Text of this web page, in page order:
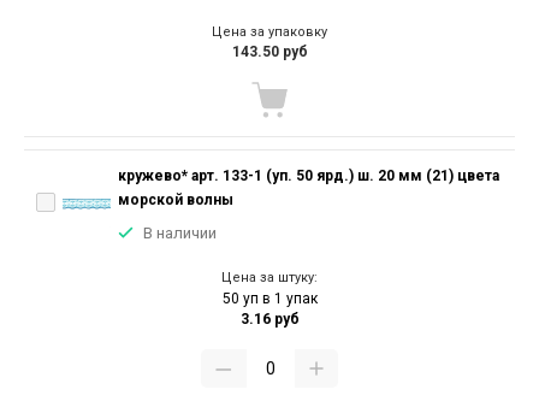
Цена за упаковку
143.50 руб
кружево* арт. 133-1 (уп. 50 ярд.) ш. 20 мм (21) цвета
морской волны
В наличии
Цена за штуку:
50 уп в 1 упак
3.16 руб